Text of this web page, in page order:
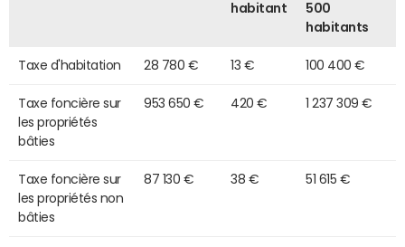
habitant
500
habitants
Taxe d'habitation 28 780 € 13 € 100 400 €
Taxe foncière sur
les propriétés
bâties
953 650 € 420 € 1 237 309 €
Taxe foncière sur
les propriétés non
bâties
87 130 € 38 € 51 615 €